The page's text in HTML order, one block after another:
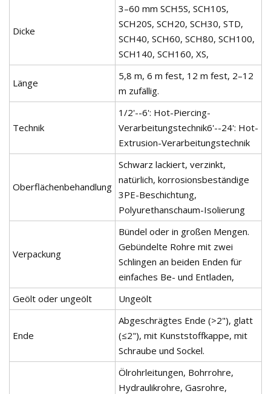
Dicke
3–60 mm SCH5S, SCH10S,
SCH20S, SCH20, SCH30, STD,
SCH40, SCH60, SCH80, SCH100,
SCH140, SCH160, XS,
Länge
5,8 m, 6 m fest, 12 m fest, 2–12
m zufällig.
Technik
1/2'--6': Hot-Piercing-
Verarbeitungstechnik6'--24': Hot-
Extrusion-Verarbeitungstechnik
Oberflächenbehandlung
Schwarz lackiert, verzinkt,
natürlich, korrosionsbeständige
3PE-Beschichtung,
Polyurethanschaum-Isolierung
Verpackung
Bündel oder in großen Mengen.
Gebündelte Rohre mit zwei
Schlingen an beiden Enden für
einfaches Be- und Entladen,
Geölt oder ungeölt
Ungeölt
Ende
Abgeschrägtes Ende (>2"), glatt
(≤2"), mit Kunststoffkappe, mit
Schraube und Sockel.
Ölrohrleitungen, Bohrrohre,
Hydraulikrohre, Gasrohre,